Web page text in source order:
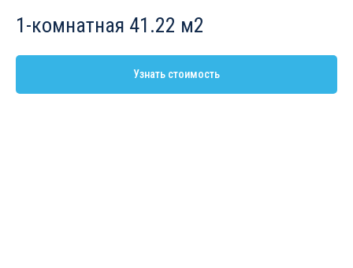
1-комнатная 41.22 м2
Узнать стоимость